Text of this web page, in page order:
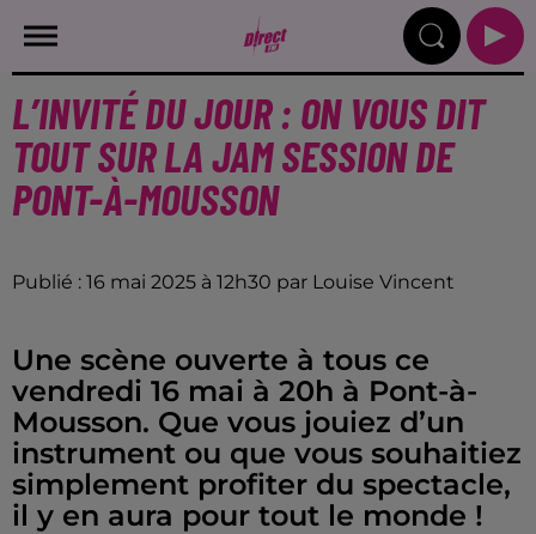
L’INVITÉ DU JOUR : ON VOUS DIT
TOUT SUR LA JAM SESSION DE
PONT-À-MOUSSON
Publié : 16 mai 2025 à 12h30 par Louise Vincent
Une scène ouverte à tous ce
vendredi 16 mai à 20h à Pont-à-
Mousson. Que vous jouiez d’un
instrument ou que vous souhaitiez
simplement profiter du spectacle,
il y en aura pour tout le monde !